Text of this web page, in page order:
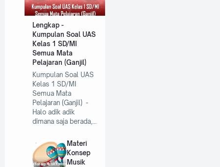
Lengkap -
Kumpulan Soal UAS
Kelas 1 SD/MI
Semua Mata
Pelajaran (Ganjil)
Kumpulan Soal UAS
Kelas 1 SD/MI
Semua Mata
Pelajaran (Ganjil) -
Halo adik adik
dimana saja berada,…
Materi
Konsep
Musik